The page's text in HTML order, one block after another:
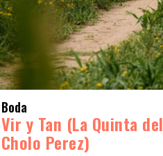
Boda
Vir y Tan (La Quinta del
Cholo Perez)